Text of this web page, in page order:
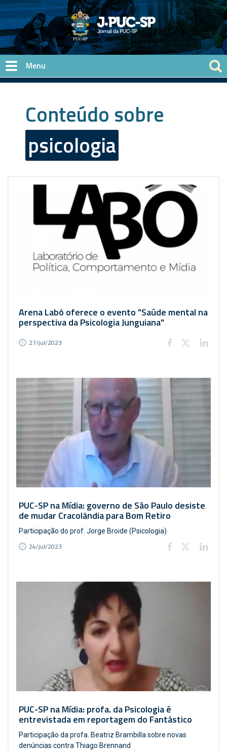
Pular para o conteúdo principal
Conteúdo sobre
psicologia
Arena Labô oferece o evento "Saúde mental na
perspectiva da Psicologia Junguiana"
27/jul/2023
PUC-SP na Mídia: governo de São Paulo desiste
de mudar Cracolândia para Bom Retiro
Participação do prof. Jorge Broide (Psicologia)
24/jul/2023
PUC-SP na Mídia: profa. da Psicologia é
entrevistada em reportagem do Fantástico
Participação da profa. Beatriz Brambilla sobre novas
denúncias contra Thiago Brennand